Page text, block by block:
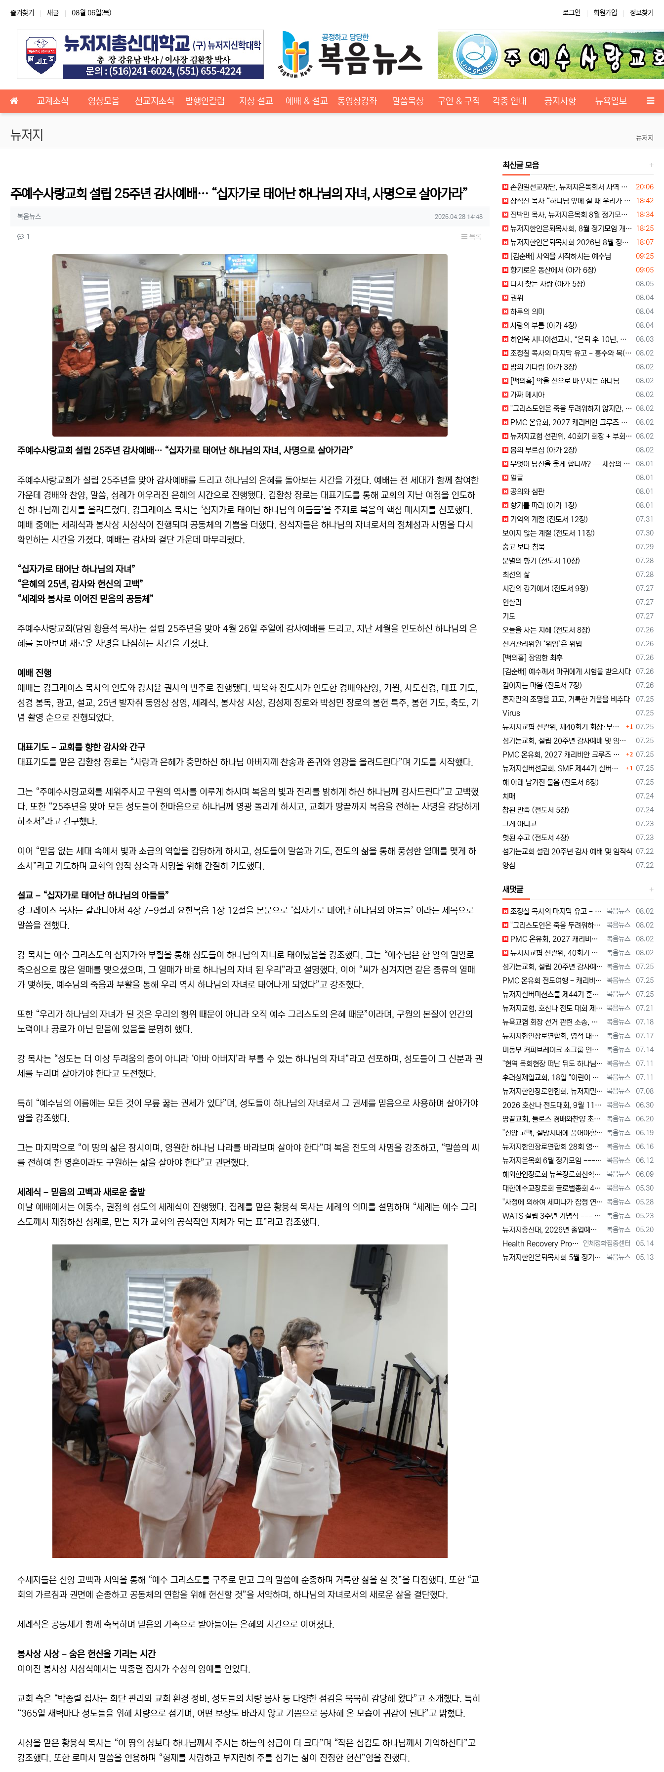
상단 네비
즐겨찾기 새글 08월 06일(목) 로그인 회원가입 정보찾기
메인 메뉴교계소식 영상모음 선교지소식 발행인칼럼 지상 설교 예배 & 설교 동영상강좌 말씀묵상 구인 & 구직 각종 안내 공지사항 뉴욕일보
뉴저지 뉴저지
주예수사랑교회 설립 25주년 감사예배… “십자가로 태어난 하나님의 자녀, 사명으로 살아가라”
작성자 정보
복음뉴스 작성일
2026.04.28 14:48
컨텐츠 정보
1 목록
주예수사랑교회 설립 25주년 감사예배… “십자가로 태어난 하나님의 자녀, 사명으로 살아가라”
주예수사랑교회가 설립 25주년을 맞아 감사예배를 드리고 하나님의 은혜를 돌아보는 시간을 가졌다. 예배는 전 세대가 함께 참여한
가운데 경배와 찬양, 말씀, 성례가 어우러진 은혜의 시간으로 진행됐다. 김환창 장로는 대표기도를 통해 교회의 지난 여정을 인도하
신 하나님께 감사를 올려드렸다. 강그레이스 목사는 ‘십자가로 태어난 하나님의 아들들’을 주제로 복음의 핵심 메시지를 선포했다.
예배 중에는 세례식과 봉사상 시상식이 진행되며 공동체의 기쁨을 더했다. 참석자들은 하나님의 자녀로서의 정체성과 사명을 다시
확인하는 시간을 가졌다. 예배는 감사와 결단 가운데 마무리됐다.
“십자가로 태어난 하나님의 자녀”
“은혜의 25년, 감사와 헌신의 고백”
“세례와 봉사로 이어진 믿음의 공동체”
주예수사랑교회(담임 황용석 목사)는 설립 25주년을 맞아 4월 26일 주일에 감사예배를 드리고, 지난 세월을 인도하신 하나님의 은
혜를 돌아보며 새로운 사명을 다짐하는 시간을 가졌다.
예배 진행
예배는 강그레이스 목사의 인도와 강서윤 권사의 반주로 진행됐다. 박옥화 전도사가 인도한 경배와찬양, 기원, 사도신경, 대표 기도,
성경 봉독, 광고, 설교, 25년 발자취 동영상 상영, 세례식, 봉사상 시상, 김성제 장로와 박성민 장로의 봉헌 특주, 봉헌 기도, 축도, 기
념 촬영 순으로 진행되었다.
대표기도 – 교회를 향한 감사와 간구
대표기도를 맡은 김환창 장로는 “사랑과 은혜가 충만하신 하나님 아버지께 찬송과 존귀와 영광을 올려드린다”며 기도를 시작했다.
그는 “주예수사랑교회를 세워주시고 구원의 역사를 이루게 하시며 복음의 빛과 진리를 밝히게 하신 하나님께 감사드린다”고 고백했
다. 또한 “25주년을 맞아 모든 성도들이 한마음으로 하나님께 영광 돌리게 하시고, 교회가 땅끝까지 복음을 전하는 사명을 감당하게
하소서”라고 간구했다.
이어 “믿음 없는 세대 속에서 빛과 소금의 역할을 감당하게 하시고, 성도들이 말씀과 기도, 전도의 삶을 통해 풍성한 열매를 맺게 하
소서”라고 기도하며 교회의 영적 성숙과 사명을 위해 간절히 기도했다.
설교 – “십자가로 태어난 하나님의 아들들”
강그레이스 목사는 갈라디아서 4장 7-9절과 요한복음 1장 12절을 본문으로 ‘십자가로 태어난 하나님의 아들들’ 이라는 제목으로
말씀을 전했다.
강 목사는 예수 그리스도의 십자가와 부활을 통해 성도들이 하나님의 자녀로 태어났음을 강조했다. 그는 “예수님은 한 알의 밀알로
죽으심으로 많은 열매를 맺으셨으며, 그 열매가 바로 하나님의 자녀 된 우리”라고 설명했다. 이어 “씨가 심겨지면 같은 종류의 열매
가 맺히듯, 예수님의 죽음과 부활을 통해 우리 역시 하나님의 자녀로 태어나게 되었다”고 강조했다.
또한 “우리가 하나님의 자녀가 된 것은 우리의 행위 때문이 아니라 오직 예수 그리스도의 은혜 때문”이라며, 구원의 본질이 인간의
노력이나 공로가 아닌 믿음에 있음을 분명히 했다.
강 목사는 “성도는 더 이상 두려움의 종이 아니라 ‘아바 아버지’라 부를 수 있는 하나님의 자녀”라고 선포하며, 성도들이 그 신분과 권
세를 누리며 살아가야 한다고 도전했다.
특히 “예수님의 이름에는 모든 것이 무릎 꿇는 권세가 있다”며, 성도들이 하나님의 자녀로서 그 권세를 믿음으로 사용하며 살아가야
함을 강조했다.
그는 마지막으로 “이 땅의 삶은 잠시이며, 영원한 하나님 나라를 바라보며 살아야 한다”며 복음 전도의 사명을 강조하고, “말씀의 씨
를 전하여 한 영혼이라도 구원하는 삶을 살아야 한다”고 권면했다.
세례식 – 믿음의 고백과 새로운 출발
이날 예배에서는 이동수, 권정희 성도의 세례식이 진행됐다. 집례를 맡은 황용석 목사는 세례의 의미를 설명하며 “세례는 예수 그리
스도께서 제정하신 성례로, 믿는 자가 교회의 공식적인 지체가 되는 표”라고 강조했다.
수세자들은 신앙 고백과 서약을 통해 “예수 그리스도를 구주로 믿고 그의 말씀에 순종하며 거룩한 삶을 살 것”을 다짐했다. 또한 “교
회의 가르침과 권면에 순종하고 공동체의 연합을 위해 헌신할 것”을 서약하며, 하나님의 자녀로서의 새로운 삶을 결단했다.
세례식은 공동체가 함께 축복하며 믿음의 가족으로 받아들이는 은혜의 시간으로 이어졌다.
봉사상 시상 – 숨은 헌신을 기리는 시간
이어진 봉사상 시상식에서는 박종렬 집사가 수상의 영예를 안았다.
교회 측은 “박종렬 집사는 화단 관리와 교회 환경 정비, 성도들의 차량 봉사 등 다양한 섬김을 묵묵히 감당해 왔다”고 소개했다. 특히
“365일 새벽마다 성도들을 위해 차량으로 섬기며, 어떤 보상도 바라지 않고 기쁨으로 봉사해 온 모습이 귀감이 된다”고 밝혔다.
시상을 맡은 황용석 목사는 “이 땅의 상보다 하나님께서 주시는 하늘의 상급이 더 크다”며 “작은 섬김도 하나님께서 기억하신다”고
강조했다. 또한 로마서 말씀을 인용하며 “형제를 사랑하고 부지런히 주를 섬기는 삶이 진정한 헌신”임을 전했다.
최신글 모음
등록일
20:06
손원일선교재단, 뉴저지은목회서 사역 소개… “해군 함정마다 예배 공동체 세우는 일에 기도와 협력을”
등록일
18:42
장석진 목사 “하나님 앞에 설 때 우리가 받을 칭찬을 생각하라”
등록일
18:34
진박민 목사, 뉴저지은목회 8월 정기모임서 기도… “은목회 모든 순서 위에 하나님의 영광 나타나게 하소서”
등록일
18:25
뉴저지한인은퇴목사회, 8월 정기모임 개최… 장석진 목사 “우리가 받을 칭찬은?” 설교
등록일
18:07
뉴저지한인은퇴목사회 2026년 8월 정기 모임
등록일
09:25
[김순배] 사역을 시작하시는 예수님
등록일
09:05
향기로운 동산에서 (아가 6장)
등록일
08.05
다시 찾는 사랑 (아가 5장)
등록일
08.04
권위
등록일
08.04
하루의 의미
등록일
08.04
사랑의 부름 (아가 4장)
등록일
08.03
허인욱 시니어선교사, “은퇴 후 10년, 시니어를 다시 선교사로 세우는 사역에 헌신”
등록일
08.02
조정칠 목사의 마지막 유고 - 홍수와 복(福) 자(字)
등록일
08.02
밤의 기다림 (아가 3장)
등록일
08.02
[백의흠] 악을 선으로 바꾸시는 하나님
등록일
08.02
가짜 메시아
등록일
08.02
"그리스도인은 죽음 두려워하지 않지만, 살아 있는 동안 다른 사람의 유익 + 믿음의 진보 위해 살아야"
등록일
08.02
PMC 온유회, 2027 캐리비안 크루즈 전도여행 참가자 모집
등록일
08.02
뉴저지교협 선관위, 40회기 회장 + 부회장 후보 등록 + 추천 절차 공고 --- 8월 28일 등록 마감, 9월 28일 선거
등록일
08.02
봄의 부르심 (아가 2장)
등록일
08.01
무엇이 당신을 웃게 합니까? — 세상의 소리와 거듭난 영혼의 반응
등록일
08.01
얼굴
등록일
08.01
공의와 심판
등록일
08.01
향기를 따라 (아가 1장)
등록일
07.31
기억의 계절 (전도서 12장)
등록일
07.30
보이지 않는 계절 (전도서 11장)
등록일
07.29
충고 보다 침묵
등록일
07.28
분별의 향기 (전도서 10장)
등록일
07.28
최선의 삶
등록일
07.27
시간의 강가에서 (전도서 9장)
등록일
07.27
인샬라
등록일
07.27
기도
등록일
07.26
오늘을 사는 지혜 (전도서 8장)
등록일
07.26
선거관리위원 ‘위임’은 위법
등록일
07.26
[백의흠] 장엄한 최후
등록일
07.26
[김순배] 예수께서 마귀에게 시험을 받으시다
등록일
07.26
깊어지는 마음 (전도서 7장)
등록일
07.25
혼자만의 조명을 끄고, 거룩한 거울을 비추다
등록일
07.25
Virus
등록일
07.25
뉴저지교협 선관위, 제40회기 회장·부회장 등록 및 추천 절차 공고… 선관위 구성 적정성 논란도 제기
댓글
1
등록일
07.25
섬기는교회, 설립 20주년 감사예배 및 임직식 --- "이제 더 힘차게 창공을 날자"
등록일
07.25
PMC 온유회, 2027 캐리비안 크루즈 전도여행 참가자 모집
댓글
2
등록일
07.25
뉴저지실버선교회, SMF 제44기 실버미션스쿨 수강생 모집
댓글
1
등록일
07.25
해 아래 남겨진 물음 (전도서 6장)
등록일
07.24
치매
등록일
07.24
참된 만족 (전도서 5장)
등록일
07.23
그게 아니고
등록일
07.23
헛된 수고 (전도서 4장)
등록일
07.22
섬기는교회 설립 20주년 감사 예배 및 임직식
등록일
07.22
양심
새댓글
등록자
복음뉴스 등록일
08.02
조정칠 목사의 마지막 유고 - 홍수와 복(福) 자(字) [2026년 8월 1일 토요일 자 뉴욕일보 기사] ==> https://www.bogeu…
등록자
복음뉴스 등록일
08.02
"그리스도인은 죽음 두려워하지 않지만, 살아 있는 동안 다른 사람의 유익 + 믿음의 진보 위해 살아야" [2026년 7월 31일 금요일 자 뉴욕…
등록자
복음뉴스 등록일
08.02
PMC 온유회, 2027 캐리비안 크루즈 전도여행 참가자 모집 [2026년 7월 31일 금요일 자 뉴욕일보 기사] ==> https://www.…
등록자
복음뉴스 등록일
08.02
뉴저지교협 선관위, 40회기 회장 + 부회장 등록 + 추천 절차 공고 --- 8월 28일 등록 마감, 9월 28일 선거 [2026년 7월 29일…
등록자
복음뉴스 등록일
07.25
섬기는교회, 설립 20주년 감사예배 및 임직식 --- "이제 더 힘차게 창공을 날자" [2026년 7월 25일 토요일 자 뉴욕일보 기사] ==>…
등록자
복음뉴스 등록일
07.25
PMC 온유회 전도여행 - 캐리비언 크루즈 2027 안내 ==> https://www.bogeumnews.com/gnu54/bbs/board.p…
등록자
복음뉴스 등록일
07.25
뉴저지실버미션스쿨 제44기 훈련생 모집 안내 ==> https://www.bogeumnews.com/gnu54/bbs/board.php?bo_t…
등록자
복음뉴스 등록일
07.21
뉴저지교협, 호산나 전도 대회 제2차 준비 기도회 --- "사람이 아니라 하나님께서 일하신다" [2026년 7월 21일 화요일 자 뉴욕일보 기사…
등록자
복음뉴스 등록일
07.18
뉴욕교협 회장 선거 관련 소송, 청구인 측 "법원 조속한 결정과 심리ㅜ 요청" [2026년 7월 18일 토요일 자 뉴욕일보 기사] ==> htt…
등록자
복음뉴스 등록일
07.17
뉴저지한인장로연합회, 영적 대각성 기도회 --- "우리의 기준은 하나님 말씀" [2026년 7월 17일 금요일 자 뉴욕일보 기사] ==> htt…
등록자
복음뉴스 등록일
07.14
미동부 커피브레이크 소그룹 인도자 워크숍 8월 15일 더바인교회 + 필그림선교교회서 [2026년 7월 14일 화요일 자 뉴욕일보 기사] ==> …
등록자
복음뉴스 등록일
07.11
"현역 목회현장 떠난 뒤도 하나님 능력 + 은혜 다음 세대에 전하는 사명 계속" [2026년 7월 11일일 토요일 자 뉴욕일보 기사] ==> …
등록자
복음뉴스 등록일
07.11
후러싱제일교회, 18일 "어린이 천국" 만든다 [2026년 7월 11일 토요일 자 뉴욕일보 기사] ==> https://www.bogeumnew…
등록자
복음뉴스 등록일
07.08
뉴저지한인장로연합회, 뉴저지밀알선교단 방문 --- 장애우들에게 점심 식사 제공 + 사랑의 후원금 [2026년 7월 8일 수요일 자 뉴욕일보 기사…
등록자
복음뉴스 등록일
06.30
2026 호산나 전도대회, 9월 11일(금)부터 13일(주일)까지 뉴저지하베스트교회에서 [2026년 6월 30일 화요일 자 뉴욕일보 기사] ==…
등록자
복음뉴스 등록일
06.20
땅끝교회, 둘로스 경배와찬양 초청 찬양집회 --- "참행복은 주님께 쓰임 받는 것" [2026년 6월 20일 토요일 자 뉴욕일보 기사] ==> …
등록자
복음뉴스 등록일
06.19
"신앙 고백, 절망시대에 품어야할 희망, 마지막까지 하나님 손에 붙들려 쓰임 받고자 하는 삶의 의미" [2026년 6월 19일 금요일 자 뉴욕일…
등록자
복음뉴스 등록일
06.16
뉴저지한인장로연합회 28회 영적 대각성 기도회 [2026년 6월 16일 화요일 자 뉴욕일보 기사] ==> https://www.bogeumnew…
등록자
복음뉴스 등록일
06.12
뉴저지은목회 6월 정기모임 --- 강원호 목사, "복음은 구원, 구원의 목적은 하나님 나라의 삶" [2026년 6월 12일 금요일 자 뉴역일보 …
등록자
복음뉴스 등록일
06.09
해외한인장로회 뉴욕장로회신학대학(원), 40회 졸업감사예배 및 학위수여식 [2026년 6월 9일 화요일 자 뉴욕일보 기사] ==> https:/…
등록자
복음뉴스 등록일
05.30
대한예수교장로회 글로벌총회 48회 정기총회 --- "진리 위에 굳게 서서 복음으로 세상 정복하라" [2026년 5월 30일 토요일 자 뉴욕일보 …
등록자
복음뉴스 등록일
05.28
"사정에 의하여 세미나가 잠정 연기되었다"고 합니다. 착오 없으시기 바랍니다.
등록자
복음뉴스 등록일
05.23
WATS 설립 3주년 기념식 --- 천국 복음 전파와 영적 지도자 양성 사명 재확인 [2026년 5월 23일 토요일 자 뉴욕일보 기사] ==> …
등록자
복음뉴스 등록일
05.20
뉴저지총신대, 2026년 졸업예배 및 학위 수여식 --- "절업장은 학교가 주지만, 위임장은 주님이 주신다" [2026년 5월 20일 수요일 …
등록자
인체정화집중센터 등록일
05.14
Health Recovery Program 인체정화 집중센터 Health Recovery Program이 태어난 배경은 단순히 하나의 건강…
등록자
복음뉴스 등록일
05.13
뉴저지한인은퇴목사회 5월 정기모임 --- "천국 갈 준비되셨나요?" [2026년 5월 13일 수요일 자 뉴욕일보 기사] ==> https://w…